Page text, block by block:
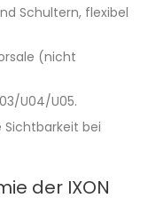
Schultern, flexibel
(nicht
U04/U05.
Sichtbarkeit bei
der IXON